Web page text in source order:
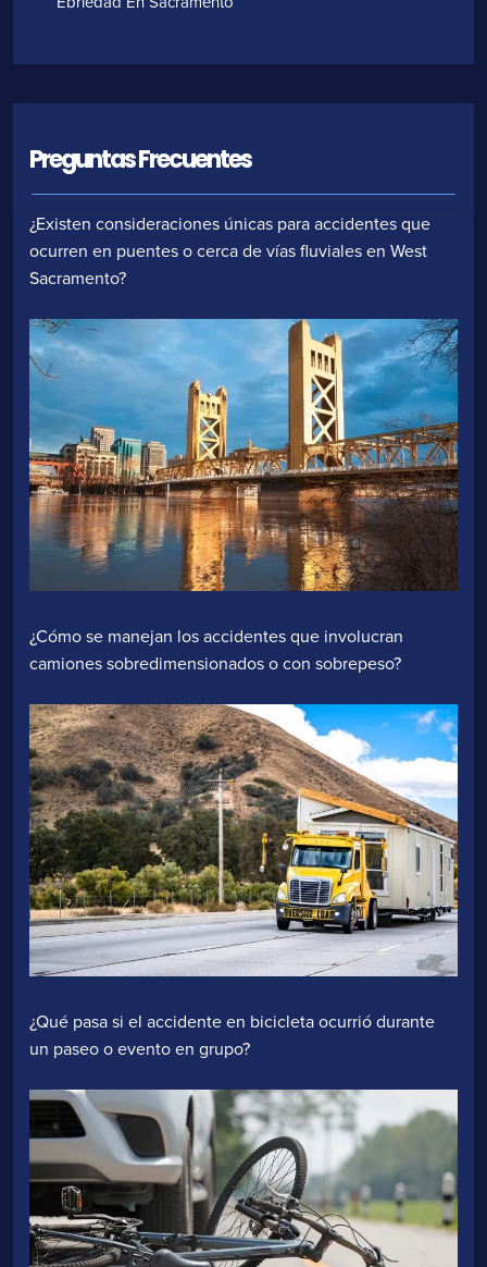
Preguntas Frecuentes
¿Existen consideraciones únicas para accidentes que
ocurren en puentes o cerca de vías fluviales en West
Sacramento?
¿Cómo se manejan los accidentes que involucran
camiones sobredimensionados o con sobrepeso?
¿Qué pasa si el accidente en bicicleta ocurrió durante
un paseo o evento en grupo?